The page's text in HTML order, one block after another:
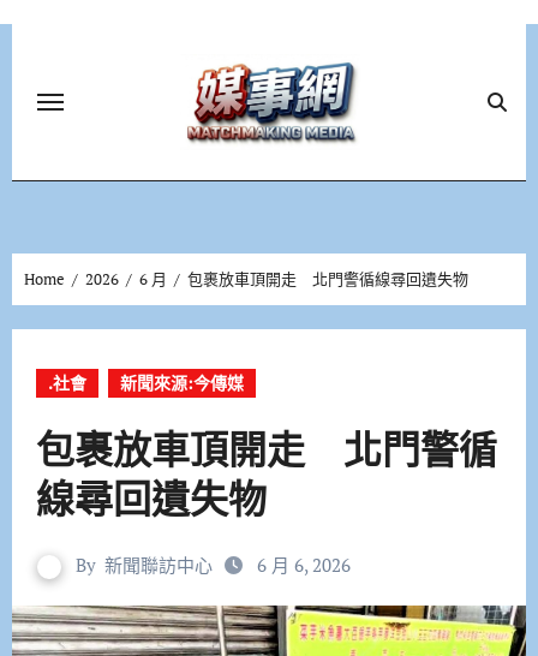
Home 2026 6 月 包裹放車頂開走 北門警循線尋回遺失物
.社會 新聞來源:今傳媒
包裹放車頂開走 北門警循
線尋回遺失物
By 新聞聯訪中心 6 月 6, 2026